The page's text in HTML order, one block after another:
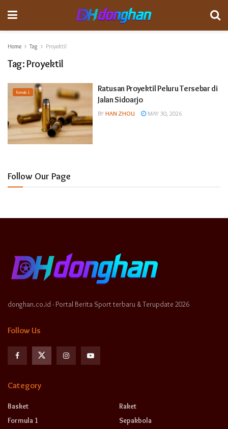
Home Tag Proyektil
Tag:Proyektil
Formula 1
Ratusan Proyektil Peluru Tersebar di
Jalan Sidoarjo
BY HAN ZHOU MAY 30, 2026
Follow Our Page
donghan.co.id - Portal Berita Sport terbaru & Terupdate 2026
Follow Us
Category
Basket
Formula 1
Raket
Sepakbola